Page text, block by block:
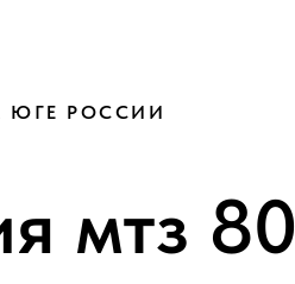
ЮГЕ РОССИИ
мтз 80